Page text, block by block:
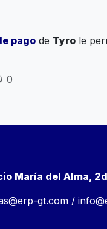
pago de Tyro le
0
María del Alma,
gt.com /